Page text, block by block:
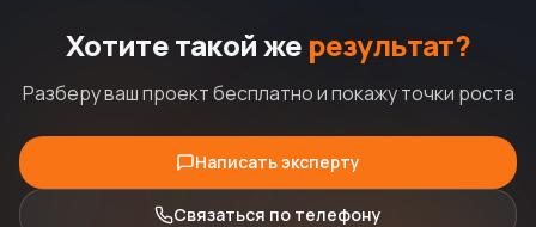
Хотите такой же результат?
Разберу ваш проект бесплатно и покажу точки роста
Написать эксперту
Связаться по телефону